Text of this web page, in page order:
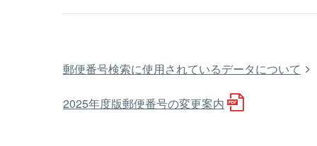
郵便番号検索に使用されているデータについて
2025年度版郵便番号の変更案内